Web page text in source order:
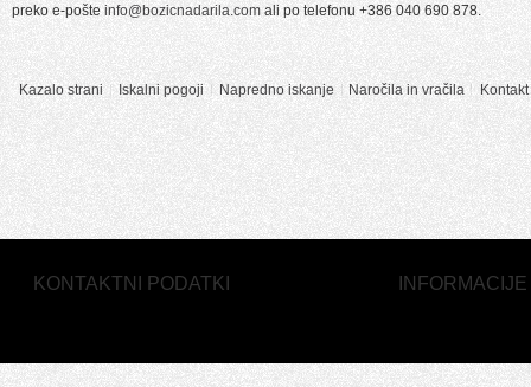
preko e-pošte info@bozicnadarila.comali po telefonu +386 040 690 878.
Kazalo strani Iskalni pogoji Napredno iskanje Naročila in vračila Kontakt
KONTAKTNI PODATKI INFORMACIJE